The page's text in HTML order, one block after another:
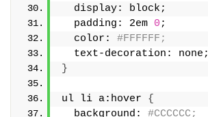
  display: block;
  padding: 2em
0 ;
  color:
#FFFFFF;
  text-decoration: none;
}
ul li a:hover {
  background:
#CCCCCC;